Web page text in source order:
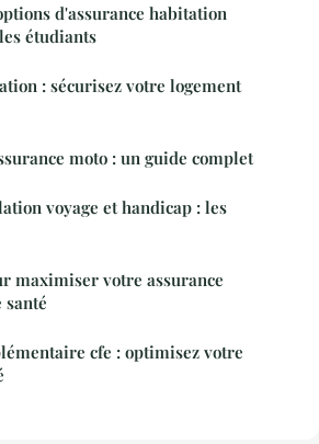
d'assurance habitation
étudiants
: sécurisez votre logement
moto : un guide complet
voyage et handicap : les
maximiser votre assurance
cfe : optimisez votre